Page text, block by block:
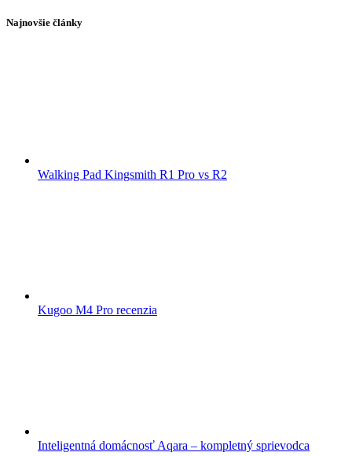
Najnovšie články
Walking Pad Kingsmith R1 Pro vs R2
Kugoo M4 Pro recenzia
Inteligentná domácnosť Aqara – kompletný sprievodca